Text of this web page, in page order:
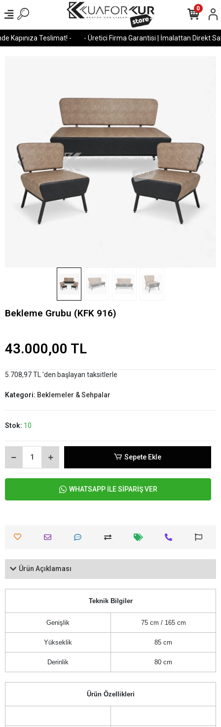
Kapınıza Teslimat! - - Üretici Firma Garantisi | İmalattan Direkt
0
Bekleme Grubu (KFK 916)
43.000,00 TL
5.708,97 TL 'den başlayan taksitlerle
Kategori: Beklemeler & Sehpalar
Stok: 10
Sepete Ekle
WHATSAPP İLE SİPARİŞ VER
Ürün Açıklaması
Teknik Bilgiler
Genişlik 75 cm / 165 cm
Yükseklik 85 cm
Derinlik 80 cm
Ürün Özellikleri